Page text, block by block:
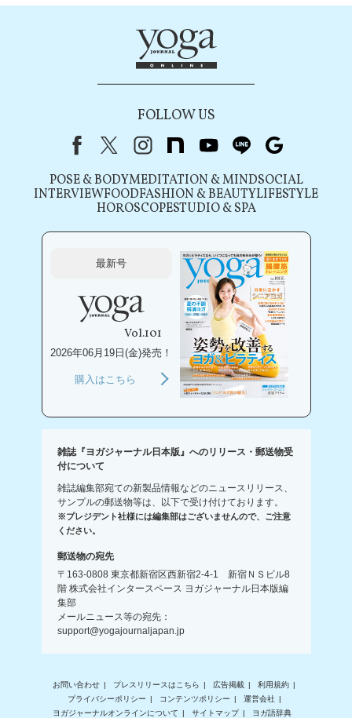
FOLLOW US
FacebookX（旧Twitter）
instagram
note youtubeline
POSE & BODYMEDITATION & MINDSOCIAL
INTERVIEWFOODFASHION & BEAUTYLIFESTYLE
HOROSCOPESTUDIO & SPA
最新号
Vol.101
2026年06月19日(金)発売！
購入はこちら
雑誌『ヨガジャーナル日本版』へのリリース・郵送物受
付について
雑誌編集部宛ての新製品情報などのニュースリリース、
サンプルの郵送物等は、以下で受け付けております。
※プレジデント社様には編集部はございませんので、ご注意
ください。
郵送物の宛先
〒163-0808 東京都新宿区西新宿2-4-1 新宿ＮＳビル8
階 株式会社インタースペース ヨガジャーナル日本版編
集部
メールニュース等の宛先：
support@yogajournaljapan.jp
お問い合わせ プレスリリースはこちら 広告掲載
利用規約
プライバシーポリシー
コンテンツポリシー
運営会社
ヨガジャーナルオンラインについて
サイトマップ ヨガ語辞典